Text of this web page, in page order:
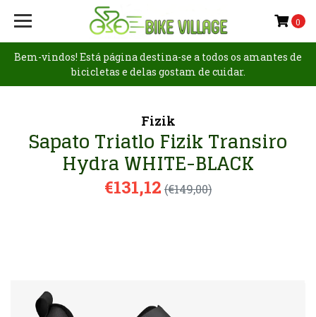
Bem-vindos! Está página destina-se a todos os amantes de
bicicletas e delas gostam de cuidar.
0
Fizik
Sapato Triatlo Fizik Transiro
Hydra WHITE-BLACK
€131,12 (€149,00)